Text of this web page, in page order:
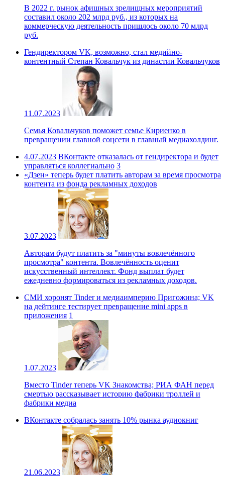
В 2022 г. рынок афишных зрелищных мероприятий
составил около 202 млрд руб., из которых на
коммерческую деятельность пришлось около 70 млрд
руб.
Гендиректором VK, возможно, стал медийно-
контентный Степан Ковальчук из династии Ковальчуков
11.07.2023
Семья Ковальчуков поможет семье Кириенко в
превращении главной соцсети в главный медиахолдинг.
4.07.2023 ВКонтакте отказалась от гендиректора и будет
управляться коллегиально 3
«Дзен» теперь будет платить авторам за время просмотра
контента из фонда рекламных доходов
3.07.2023
Авторам будут платить за "минуты вовлечённого
просмотра" контента. Вовлечённость оценит
искусственный интеллект. Фонд выплат будет
ежедневно формироваться из рекламных доходов.
СМИ хоронят Tinder и медиаимперию Пригожина; VK
на дейтинге тестирует превращение mini apps в
приложения 1
1.07.2023
Вместо Tinder теперь VK Знакомства; РИА ФАН перед
смертью рассказывает историю фабрики троллей и
фабрики медиа
ВКонтакте собралась занять 10% рынка аудиокниг
21.06.2023